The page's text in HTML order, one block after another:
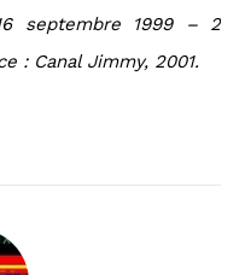
septembre 1999– 2
: Canal Jimmy, 2001.